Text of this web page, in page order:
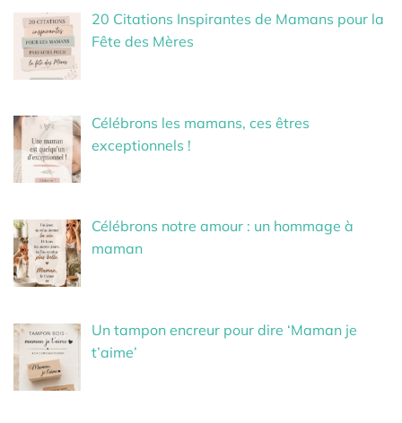
20 Citations Inspirantes de Mamans pour la
Fête des Mères
Célébrons les mamans, ces êtres
exceptionnels !
Célébrons notre amour : un hommage à
maman
Un tampon encreur pour dire ‘Maman je
t’aime’